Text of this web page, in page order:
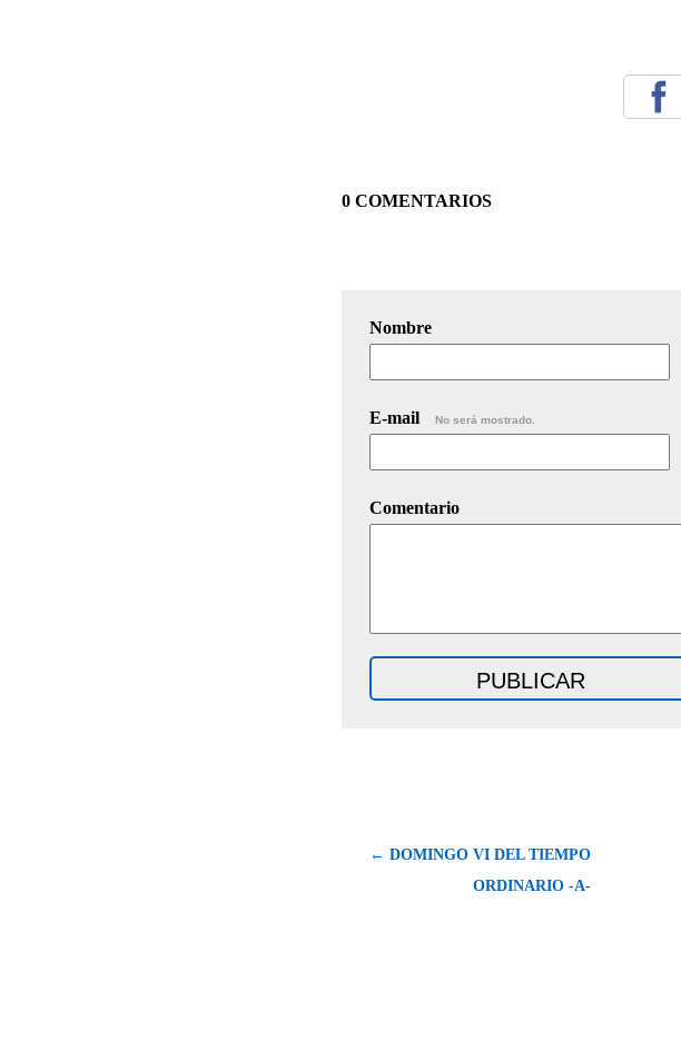
0 COMENTARIOS
Nombre
E-mail No será mostrado.
Comentario
← DOMINGO VI DEL TIEMPO
ORDINARIO -A-